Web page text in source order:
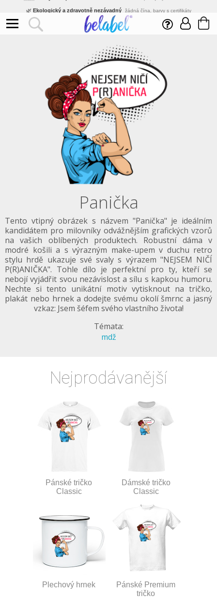
Ekologický a zdravotně nezávadný
Inovativní výroba vlastní vývoj, nejnovější technologie
Rychlé dodání expedujeme do 24h
velké množstevní slevy
jsme přímý výrobce, žádný zprostředkovatel
Český eshop s tradicí od roku 2010 tisíce spokojených zákazníků
Panička
Tento vtipný obrázek s názvem "Panička" je ideálním
kandidátem pro milovníky odvážnějším grafických vzorů
na vašich oblíbených produktech. Robustní dáma v
modré košili a s výrazným make-upem v duchu retro
stylu hrdě ukazuje své svaly s výrazem "NEJSEM NIČÍ
P(R)ANIČKA". Tohle dílo je perfektní pro ty, kteří se
nebojí vyjádřit svou nezávislost a sílu s kapkou humoru.
Nechte si tento unikátní motiv vytisknout na tričko,
plakát nebo hrnek a dodejte svému okolí šmrnc a jasný
vzkaz: Jsem šéfem svého vlastního života!
Témata:
mdž
Nejprodávanější
Pánské tričko
Classic
Dámské tričko
Classic
Plechový hrnek
Pánské Premium
tričko